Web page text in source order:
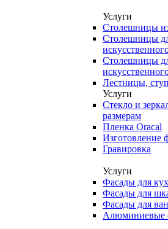
Услуги
Столешницы
Столешницы
Столешницы
Лестницы,
Услуги
Стекло и
размерам
Пленка Oracal
Изготовление
Гравировка
Услуги
Фасады для
Фасады для
Фасады для
Алюминиевые